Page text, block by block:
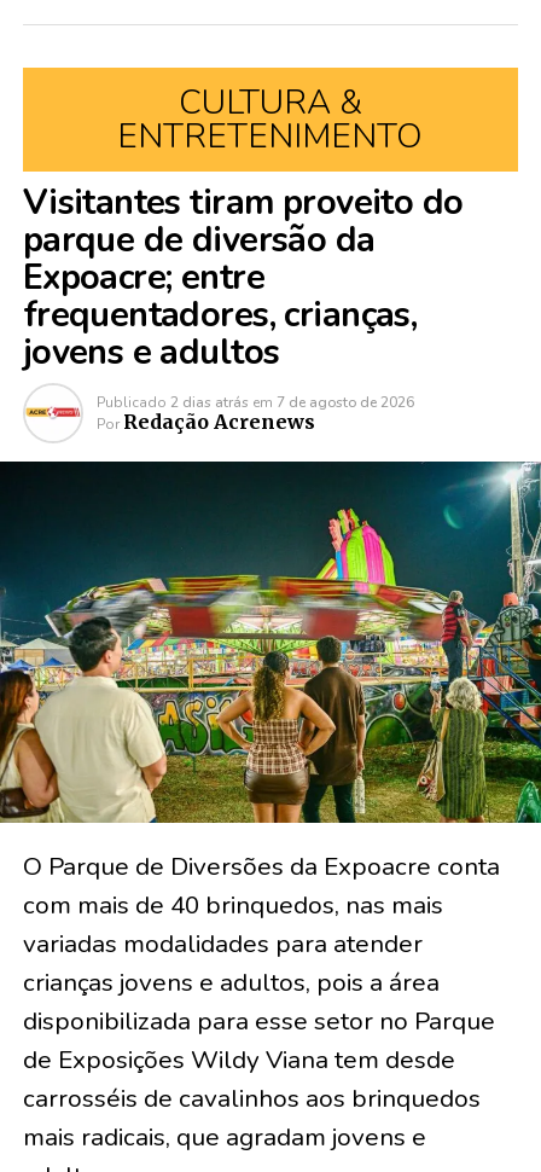
CULTURA &
ENTRETENIMENTO
Visitantes tiram proveito do
parque de diversão da
Expoacre; entre
frequentadores, crianças,
jovens e adultos
Publicado 2 dias atrás em 7 de agosto de 2026
Por Redação Acrenews
O Parque de Diversões da Expoacre conta
com mais de 40 brinquedos, nas mais
variadas modalidades para atender
crianças jovens e adultos, pois a área
disponibilizada para esse setor no Parque
de Exposições Wildy Viana tem desde
carrosséis de cavalinhos aos brinquedos
mais radicais, que agradam jovens e